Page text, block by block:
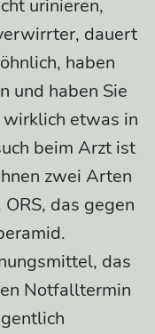
urinieren,
dauert
haben
und haben Sie
etwas in
beim Arzt ist
zwei Arten
das gegen
das
Notfalltermin